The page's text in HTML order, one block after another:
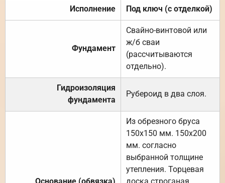
Исполнение Под ключ (с отделкой)
Фундамент
Свайно-винтовой или
ж/б сваи
(рассчитываются
отдельно).
Гидроизоляция
фундамента
Рубероид в два слоя.
Из обрезного бруса
150х150 мм. 150х200
мм. согласно
выбранной толщине
утепления. Торцевая